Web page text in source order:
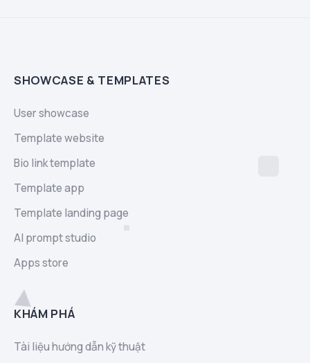
SHOWCASE & TEMPLATES
User showcase
Template website
Bio link template
Template app
Template landing page
AI prompt studio
Apps store
KHÁM PHÁ
Tài liệu hướng dẫn kỹ thuật